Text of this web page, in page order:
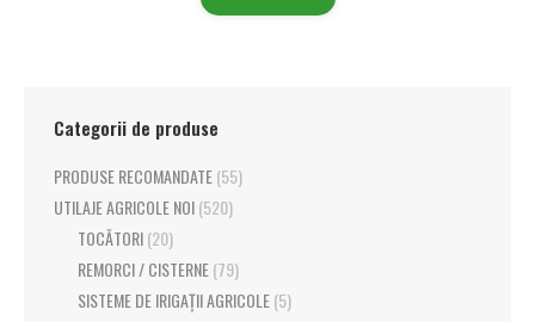
Categorii de produse
PRODUSE RECOMANDATE(55)
UTILAJE AGRICOLE NOI(520)
TOCĂTORI(20)
REMORCI / CISTERNE(79)
SISTEME DE IRIGAȚII AGRICOLE(5)